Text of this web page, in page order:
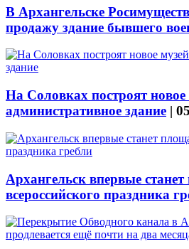
В Архангельске
продажу здание бывшего
На Соловках построят новое
административное здание |
Архангельск впервые
всероссийского праздника